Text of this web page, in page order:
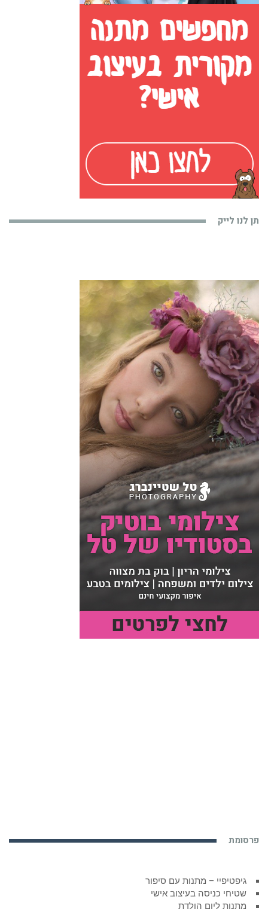
תן לנו לייק
פרסומת
גיפטיפיי – מתנות עם סיפור
שטיחי כניסה בעיצוב אישי
מתנות ליום הולדת